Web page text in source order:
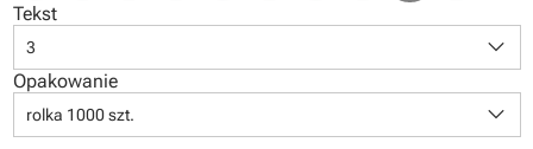
Tekst
3 keyboard_arrow_down
Opakowanie
rolka 1000 szt. keyboard_arrow_down